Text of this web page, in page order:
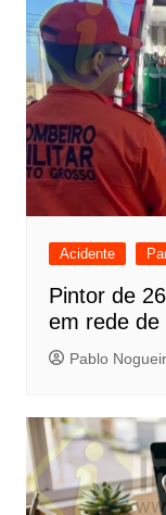
Acidente
Pintor de
em rede
Pablo